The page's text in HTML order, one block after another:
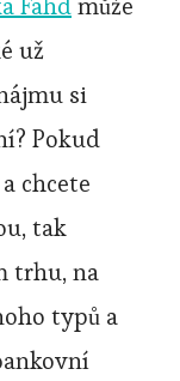
Fahdmůže
už
si
Pokud
chcete
tak
trhu, na
typů a